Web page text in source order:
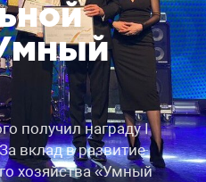
получил награду I
вклад в развитие
хозяйства «Умный